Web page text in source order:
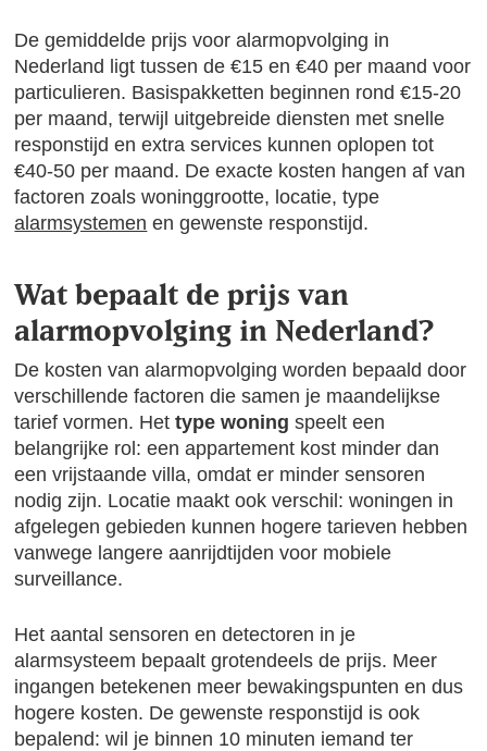
De gemiddelde prijs voor alarmopvolging in
Nederland ligt tussen de €15 en €40 per maand voor
particulieren. Basispakketten beginnen rond €15-20
per maand, terwijl uitgebreide diensten met snelle
responstijd en extra services kunnen oplopen tot
€40-50 per maand. De exacte kosten hangen af van
factoren zoals woninggrootte, locatie, type
alarmsystemen en gewenste responstijd.
Wat bepaalt de prijs van
alarmopvolging in Nederland?
De kosten van alarmopvolging worden bepaald door
verschillende factoren die samen je maandelijkse
tarief vormen. Hettype woning speelt een
belangrijke rol: een appartement kost minder dan
een vrijstaande villa, omdat er minder sensoren
nodig zijn. Locatie maakt ook verschil: woningen in
afgelegen gebieden kunnen hogere tarieven hebben
vanwege langere aanrijdtijden voor mobiele
surveillance.
Het aantal sensoren en detectoren in je
alarmsysteem bepaalt grotendeels de prijs. Meer
ingangen betekenen meer bewakingspunten en dus
hogere kosten. De gewenste responstijd is ook
bepalend: wil je binnen 10 minuten iemand ter